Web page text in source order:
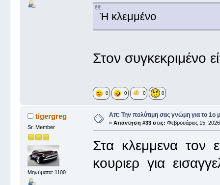
Ή κλεμμένο
Στον συγκεκριμένο
0 0 0 0
tigergreg
Sr. Member
Μηνύματα: 1100
Απ: Την πολύτιμη σας γνώμη για το 1ο
« Απάντηση #33 στις: Φεβρουάριος 15,
Στα κλεμμενα τον
κουριερ για